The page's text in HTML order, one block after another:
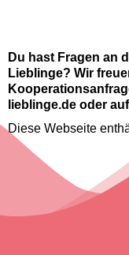
Du hast Fragen an
Lieblinge? Wir
lieblinge.de oder
Diese Webseite